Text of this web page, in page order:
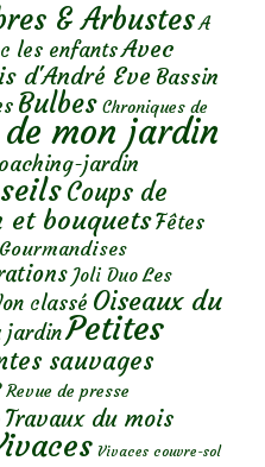
& Arbustes A
les enfantsAvec
d'André Eve Bassin
Bulbes Chroniques de
mon jardin
jardin
Coups de
et bouquetsFêtes
Gourmandises
Joli Duo Les
classé Oiseaux du
jardinPetites
sauvages
Revue de presse
Travaux du mois
Vivaces couvre-sol